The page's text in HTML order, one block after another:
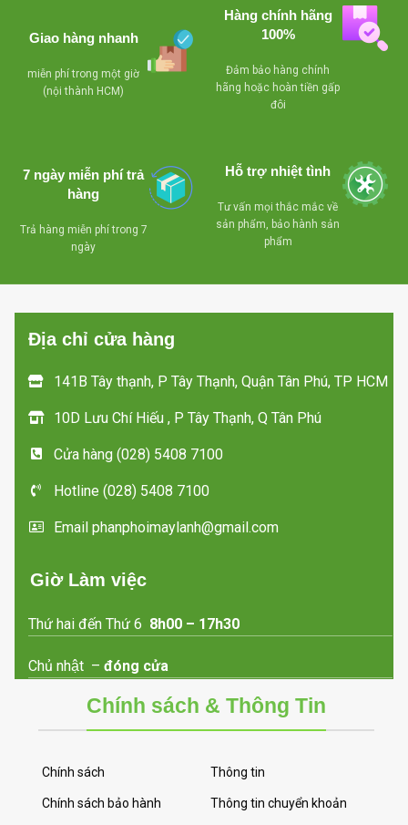
ồn dưới 30 DBs.
- Có quạt đảo hơi
giải nhiệt bằng
block để sưởi kiếng
số lượng nhiều
Giao hàng nhanh
miễn phí trong một giờ
(nội thành HCM)
Hàng chính hãng
100%
Đảm bảo hàng chính
hãng hoặc hoàn tiền gấp
đôi
7 ngày miễn phí trả
hàng
Trả hàng miễn phí trong 7
ngày
Hỗ trợ nhiệt tình
Tư vấn mọi thắc mắc về
sản phẩm, bảo hành sản
phẩm
Địa chỉ cửa hàng
141B Tây thạnh, P Tây Thạnh, Quận Tân Phú, TP HCM
10D Lưu Chí Hiếu , P Tây Thạnh, Q Tân Phú
Cửa hàng (028) 5408 7100
Hotline (028) 5408 7100
Email phanphoimaylanh@gmail.com
Giờ Làm việc
Thứ hai đến Thứ 6 8h00 – 17h30
Chủ nhật –đóng cửa
Chính sách & Thông Tin
Chính sách
Chính sách bảo hành
Thông tin
Thông tin chuyển khoản